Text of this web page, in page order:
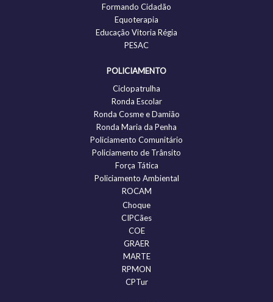
Formando Cidadão
Equoterapia
Educação Vitoria Régia
PESAC
POLICIAMENTO
Ciclopatrulha
Ronda Escolar
Ronda Cosme e Damião
Ronda Maria da Penha
Policiamento Comunitário
Policiamento de Trânsito
Força Tática
Policiamento Ambiental
ROCAM
Choque
CIPCães
COE
GRAER
MARTE
RPMON
CPTur